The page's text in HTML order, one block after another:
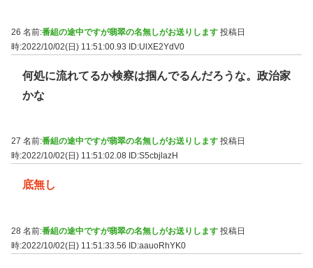
26 名前:番組の途中ですが翡翠の名無しがお送りします 投稿日
時:2022/10/02(日) 11:51:00.93 ID:UlXE2YdV0
何処に流れてるか検察は掴んでるんだろうな。政治家
かな
27 名前:番組の途中ですが翡翠の名無しがお送りします 投稿日
時:2022/10/02(日) 11:51:02.08 ID:S5cbjlazH
底無し
28 名前:番組の途中ですが翡翠の名無しがお送りします 投稿日
時:2022/10/02(日) 11:51:33.56
ID:aauoRhYK0